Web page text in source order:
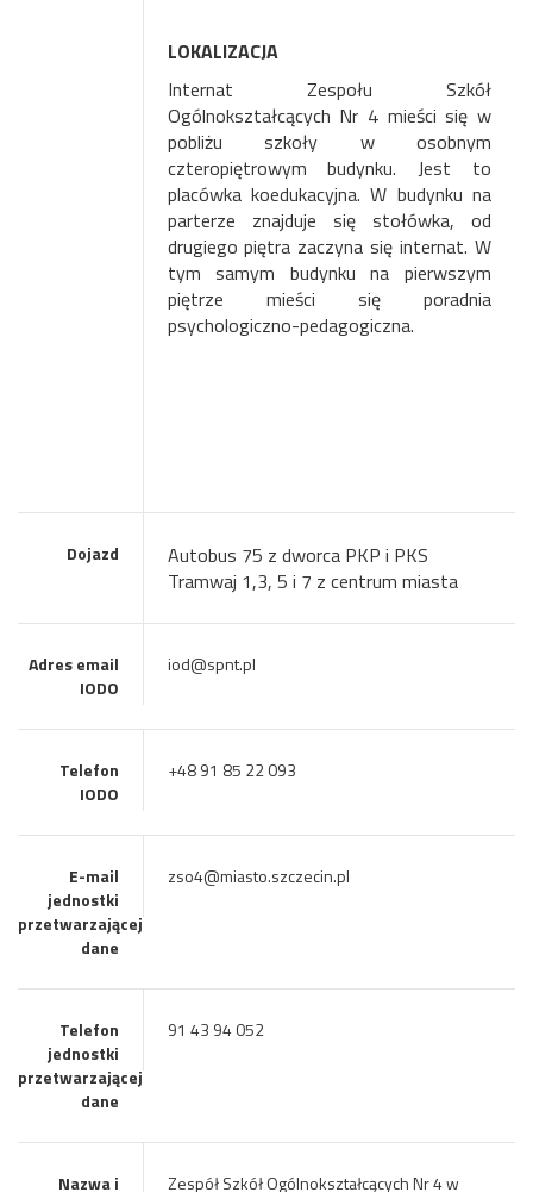
LOKALIZACJA
Internat Zespołu Szkół
Ogólnokształcących Nr 4 mieści się w
pobliżu szkoły w osobnym
czteropiętrowym budynku. Jest to
placówka koedukacyjna. W budynku na
parterze znajduje się stołówka, od
drugiego piętra zaczyna się internat. W
tym samym budynku na pierwszym
piętrze mieści się poradnia
psychologiczno-pedagogiczna.
Dojazd
Autobus 75 z dworca PKP i PKS
Tramwaj 1,3, 5 i 7 z centrum miasta
Adres email
IODO
iod@spnt.pl
Telefon
IODO
+48 91 85 22 093
E-mail
jednostki
przetwarzającej
dane
zso4@miasto.szczecin.pl
Telefon
jednostki
przetwarzającej
dane
91 43 94 052
Nazwa i Zespół Szkół Ogólnokształcących Nr 4 w